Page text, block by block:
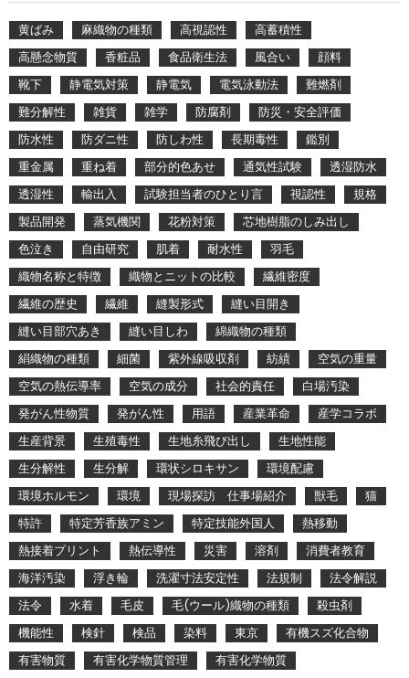
黄ばみ 麻織物の種類 高視認性
高蓄積性
高懸念物質
香粧品 食品衛生法 風合い
顔料
靴下
静電気対策 静電気 電気泳動法
難燃剤
難分解性
雑貨 雑学 防腐剤
防災・安全評価
防水性
防ダニ性 防しわ性 長期毒性
鑑別
重金属
重ね着 部分的色あせ 通気性試験
透湿防水
透湿性
輸出入 試験担当者のひとり言 視認性
規格
製品開発
蒸気機関 花粉対策
芯地樹脂のしみ出し
色泣き
自由研究 肌着 耐水性
羽毛
織物名称と特徴
織物とニットの比較
繊維密度
繊維の歴史
繊維 縫製形式
縫い目開き
縫い目部穴あき
縫い目しわ
綿織物の種類
絹織物の種類
細菌 紫外線吸収剤 紡績
空気の重量
空気の熱伝導率
空気の成分 社会的責任
白場汚染
発がん性物質
発がん性 用語 産業革命
産学コラボ
生産背景
生殖毒性 生地糸飛び出し
生地性能
生分解性
生分解 環状シロキサン
環境配慮
環境ホルモン
環境 現場探訪 仕事場紹介 獣毛
猫
特許
特定芳香族アミン 特定技能外国人
熱移動
熱接着プリント
熱伝導性 災害 溶剤
消費者教育
海洋汚染
浮き輪 洗濯寸法安定性 法規制
法令解説
法令
水着 毛皮 毛(ウール)織物の種類
殺虫剤
機能性
検針 検品 染料 東京
有機スズ化合物
有害物質
有害化学物質管理
有害化学物質